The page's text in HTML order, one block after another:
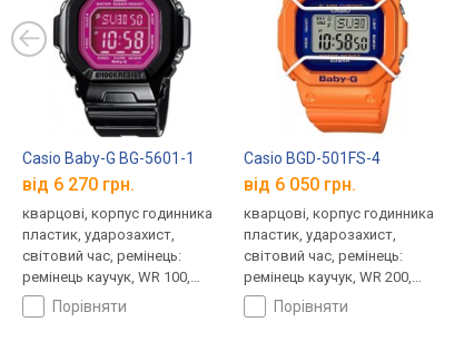
Casio Baby-G BG-5601-1
від 6 270 грн.
кварцові, корпус годинника
пластик, ударозахист,
світовий час, ремінець:
ремінець каучук, WR 100,
Японіяпорівняти
Casio BGD-501FS-4
від 6 050 грн.
кварцові, корпус годинника
пластик, ударозахист,
світовий час, ремінець:
ремінець каучук, WR 200,
Японіяпорівняти